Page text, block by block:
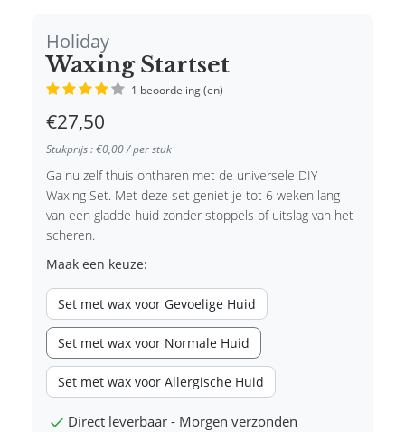
Holiday
Waxing Startset
1 beoordeling (en)
€27,50
Stukprijs : €0,00 / per stuk
Ga nu zelf thuis ontharen met de universele DIY
Waxing Set. Met deze set geniet je tot 6 weken lang
van een gladde huid zonder stoppels of uitslag van het
scheren.
Maak een keuze:
Set met wax voor Gevoelige Huid
Set met wax voor Normale Huid
Set met wax voor Allergische Huid
Direct leverbaar - Morgen verzonden